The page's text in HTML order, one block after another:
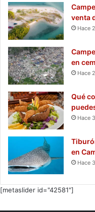
venta
Hace
en
Hace
Qué
Hace
en
Hace
[metaslider id="42581"]